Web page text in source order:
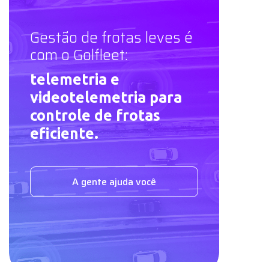
Gestão de frotas leves é
com o Golfleet:
telemetria e
videotelemetria para
controle de frotas
eficiente.
A gente ajuda você